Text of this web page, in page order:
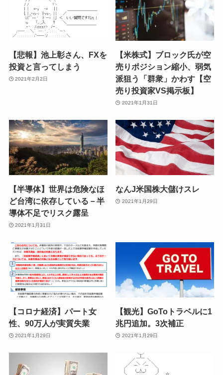
【悲報】池上彰さん、FXを
投資と言ってしまう
2021年2月2日
【米株式】ブロック氏が空
売りポジション縮小、弱気
派狙う「群衆」かわす【空
売り投資家VS掲示板】
2021年1月31日
【半導体】世界は危険なほ
ど台湾に依存している－半
導体不足でリスク露呈
2021年1月31日
なんJ米国株大儲けスレ
2021年1月29日
【コロナ経済】パート女
性、90万人が実質失業
2021年1月29日
【観光】GoToトラベルに1
兆円追加。3次補正
2021年1月29日